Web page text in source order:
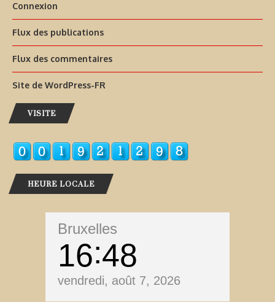
Connexion
Flux des publications
Flux des commentaires
Site de WordPress-FR
VISITE
HEURE LOCALE
Bruxelles
16 48
vendredi, août 7, 2026